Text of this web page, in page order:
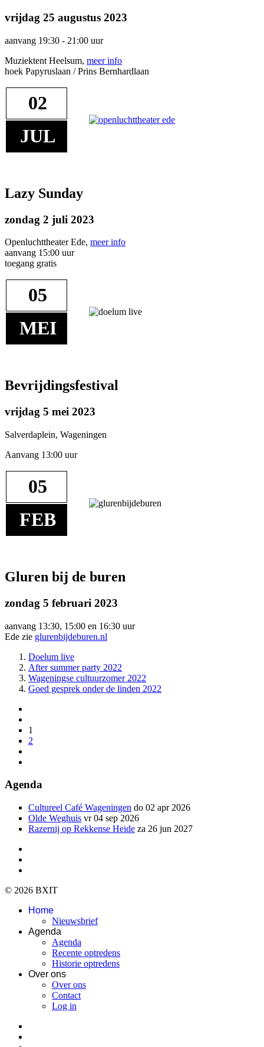
vrijdag 25 augustus 2023
aanvang 19:30 - 21:00 uur
Muziektent Heelsum, meer info
hoek Papyruslaan / Prins Bernhardlaan
02
JUL
Lazy Sunday
zondag 2 juli 2023
Openluchttheater Ede, meer info
aanvang 15:00 uur
toegang gratis
05
MEI
Bevrijdingsfestival
vrijdag 5 mei 2023
Salverdaplein, Wageningen
Aanvang 13:00 uur
05
FEB
Gluren bij de buren
zondag 5 februari 2023
aanvang 13:30, 15:00 en 16:30 uur
Ede zie glurenbijdeburen.nl
Doelum live
After summer party 2022
Wageningse cultuurzomer 2022
Goed gesprek onder de linden 2022
1
2
Agenda
Cultureel Café Wageningen do 02 apr 2026
Olde Weghuis vr 04 sep 2026
Razernij op Rekkense Heide za 26 jun 2027
© 2026 BXIT
Home
Nieuwsbrief
Agenda
Agenda
Recente optredens
Historie optredens
Over ons
Over ons
Contact
Log in